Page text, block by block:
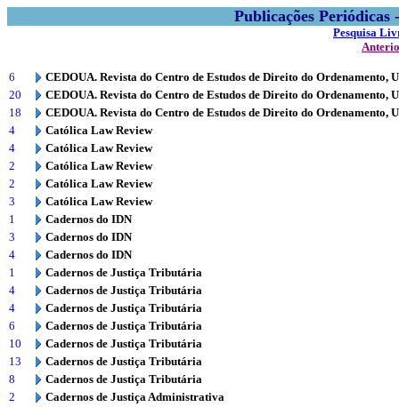
Publicações
Pesquisa
6
CEDOUA. Revista do Centro de Estudos de Direito do Ordenamento,
20
CEDOUA. Revista do Centro de Estudos de Direito do Ordenamento,
18
CEDOUA. Revista do Centro de Estudos de Direito do Ordenamento,
4
Católica Law Review
4
Católica Law Review
2
Católica Law Review
2
Católica Law Review
3
Católica Law Review
1
Cadernos do IDN
3
Cadernos do IDN
4
Cadernos do IDN
1
Cadernos de Justiça Tributária
4
Cadernos de Justiça Tributária
4
Cadernos de Justiça Tributária
6
Cadernos de Justiça Tributária
10
Cadernos de Justiça Tributária
13
Cadernos de Justiça Tributária
8
Cadernos de Justiça Tributária
2
Cadernos de Justiça Administrativa